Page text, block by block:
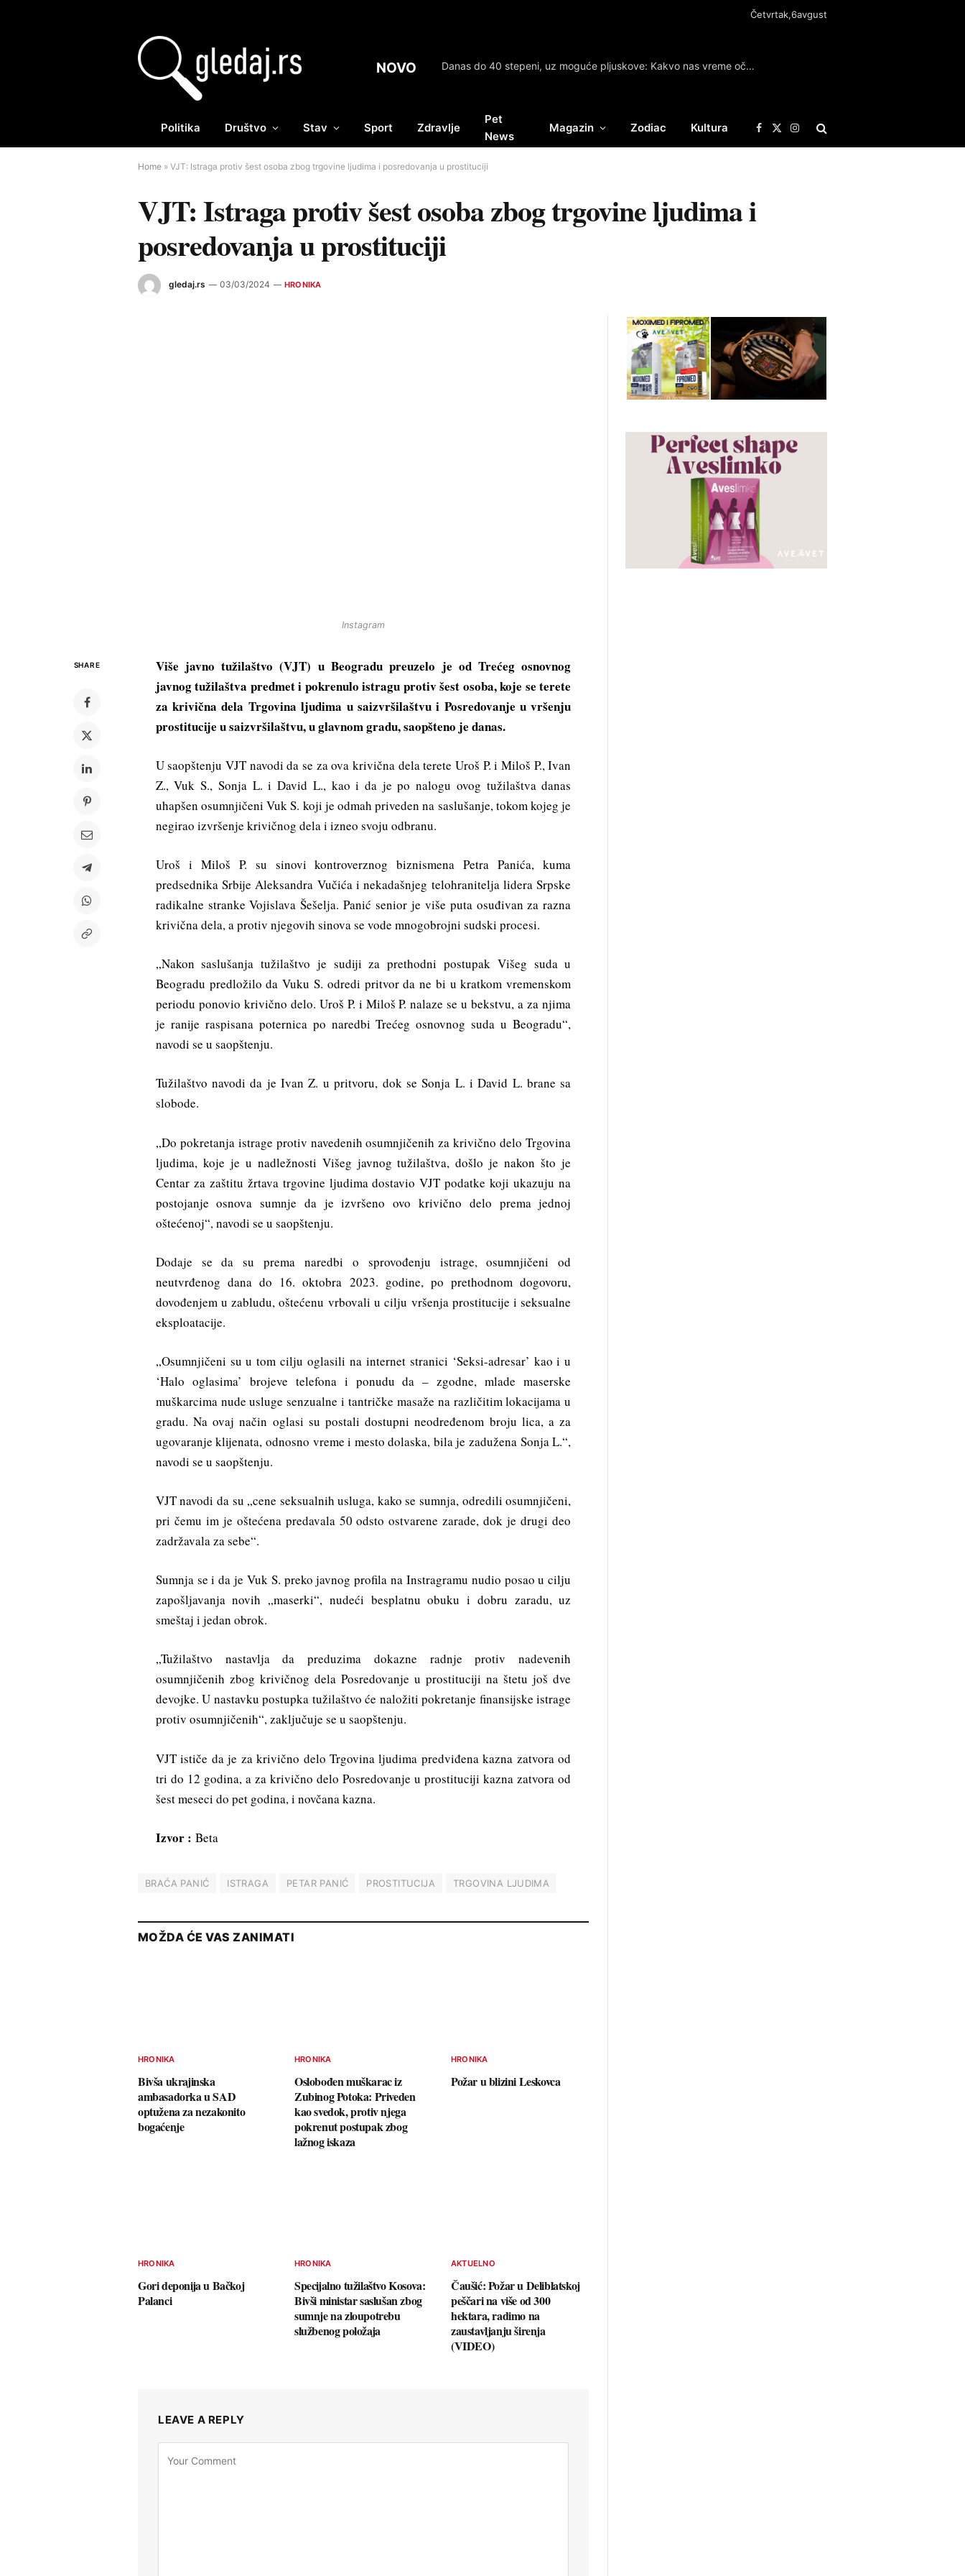
Četvrtak,6avgust
NOVO Danas do 40 stepeni, uz moguće pljuskove: Kakvo nas vreme očekuje za vikend
Politika Društvo Stav Sport Zdravlje
Pet
News
Magazin Zodiac Kultura Facebook
X
(Twitter)
Instagram
Home » VJT: Istraga protiv šest osoba zbog trgovine ljudima i posredovanja u prostituciji
VJT: Istraga protiv šest osoba zbog trgovine ljudima i
posredovanja u prostituciji
gledaj.rs 03/03/2024 HRONIKA
Instagram
SHARE
Više javno tužilaštvo (VJT) u Beogradu preuzelo je od Trećeg osnovnog
javnog tužilaštva predmet i pokrenulo istragu protiv šest osoba, koje se terete
za krivična dela Trgovina ljudima u saizvršilaštvu i Posredovanje u vršenju
prostitucije u saizvršilaštvu, u glavnom gradu, saopšteno je danas.
U saopštenju VJT navodi da se za ova krivična dela terete Uroš P. i Miloš P., Ivan
Z., Vuk S., Sonja L. i David L., kao i da je po nalogu ovog tužilaštva danas
uhapšen osumnjičeni Vuk S. koji je odmah priveden na saslušanje, tokom kojeg je
negirao izvršenje krivičnog dela i izneo svoju odbranu.
Uroš i Miloš P. su sinovi kontroverznog biznismena Petra Panića, kuma
predsednika Srbije Aleksandra Vučića i nekadašnjeg telohranitelja lidera Srpske
radikalne stranke Vojislava Šešelja. Panić senior je više puta osuđivan za razna
krivična dela, a protiv njegovih sinova se vode mnogobrojni sudski procesi.
„Nakon saslušanja tužilaštvo je sudiji za prethodni postupak Višeg suda u
Beogradu predložilo da Vuku S. odredi pritvor da ne bi u kratkom vremenskom
periodu ponovio krivično delo. Uroš P. i Miloš P. nalaze se u bekstvu, a za njima
je ranije raspisana poternica po naredbi Trećeg osnovnog suda u Beogradu“,
navodi se u saopštenju.
Tužilaštvo navodi da je Ivan Z. u pritvoru, dok se Sonja L. i David L. brane sa
slobode.
„Do pokretanja istrage protiv navedenih osumnjičenih za krivično delo Trgovina
ljudima, koje je u nadležnosti Višeg javnog tužilaštva, došlo je nakon što je
Centar za zaštitu žrtava trgovine ljudima dostavio VJT podatke koji ukazuju na
postojanje osnova sumnje da je izvršeno ovo krivično delo prema jednoj
oštećenoj“, navodi se u saopštenju.
Dodaje se da su prema naredbi o sprovođenju istrage, osumnjičeni od
neutvrđenog dana do 16. oktobra 2023. godine, po prethodnom dogovoru,
dovođenjem u zabludu, oštećenu vrbovali u cilju vršenja prostitucije i seksualne
eksploatacije.
„Osumnjičeni su u tom cilju oglasili na internet stranici ‘Seksi-adresar’ kao i u
‘Halo oglasima’ brojeve telefona i ponudu da – zgodne, mlade maserske
muškarcima nude usluge senzualne i tantričke masaže na različitim lokacijama u
gradu. Na ovaj način oglasi su postali dostupni neodređenom broju lica, a za
ugovaranje klijenata, odnosno vreme i mesto dolaska, bila je zadužena Sonja L.“,
navodi se u saopštenju.
VJT navodi da su „cene seksualnih usluga, kako se sumnja, odredili osumnjičeni,
pri čemu im je oštećena predavala 50 odsto ostvarene zarade, dok je drugi deo
zadržavala za sebe“.
Sumnja se i da je Vuk S. preko javnog profila na Instragramu nudio posao u cilju
zapošljavanja novih „maserki“, nudeći besplatnu obuku i dobru zaradu, uz
smeštaj i jedan obrok.
„Tužilaštvo nastavlja da preduzima dokazne radnje protiv nadevenih
osumnjičenih zbog krivičnog dela Posredovanje u prostituciji na štetu još dve
devojke. U nastavku postupka tužilaštvo će naložiti pokretanje finansijske istrage
protiv osumnjičenih“, zaključuje se u saopštenju.
VJT ističe da je za krivično delo Trgovina ljudima predviđena kazna zatvora od
tri do 12 godina, a za krivično delo Posredovanje u prostituciji kazna zatvora od
šest meseci do pet godina, i novčana kazna.
Izvor : Beta
BRAĆA PANIĆ ISTRAGA PETAR PANIĆ PROSTITUCIJA TRGOVINA LJUDIMA
MOŽDA ĆE VAS ZANIMATI
HRONIKA
Bivša ukrajinska
ambasadorka u SAD
optužena za nezakonito
bogaćenje
HRONIKA
Oslobođen muškarac iz
Zubinog Potoka: Priveden
kao svedok, protiv njega
pokrenut postupak zbog
lažnog iskaza
HRONIKA
Požar u blizini Leskovca
HRONIKA
Gori deponija u Bačkoj
Palanci
HRONIKA
Specijalno tužilaštvo Kosova:
Bivši ministar saslušan zbog
sumnje na zloupotrebu
službenog položaja
AKTUELNO
Čaušić: Požar u Deliblatskoj
peščari na više od 300
hektara, radimo na
zaustavljanju širenja
(VIDEO)
LEAVE A REPLY